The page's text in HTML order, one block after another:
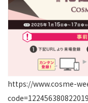
https://www.cosme-